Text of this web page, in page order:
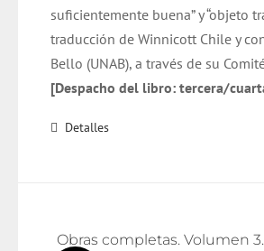
suficientemente buena” y “objeto
traducción de Winnicott Chile y
Bello (UNAB), a través de su
[Despacho del libro: tercera/
Detalles